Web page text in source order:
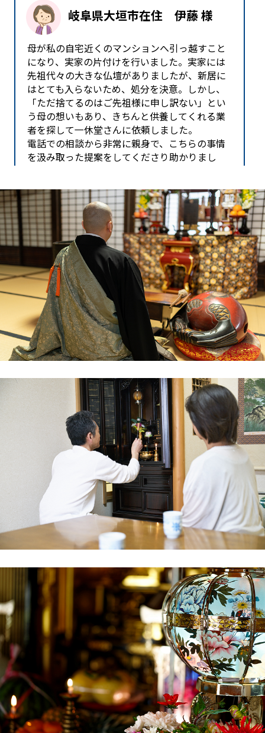
岐阜県大垣市在住 伊藤 様
母が私の自宅近くのマンションへ引っ越すこと
になり、実家の片付けを行いました。実家には
先祖代々の大きな仏壇がありましたが、新居に
はとても入らないため、処分を決意。しかし、
「ただ捨てるのはご先祖様に申し訳ない」とい
う母の想いもあり、きちんと供養してくれる業
者を探して一休堂さんに依頼しました。
電話での相談から非常に親身で、こちらの事情
を汲み取った提案をしてくださり助かりまし
経を行ってくださいました。その丁寧な姿を見
て、母も「これなら安心だね」と安堵の表情を
浮かべていました。
作業は迅速かつ丁寧で、料金も明朗。事務的な
処分ではなく、心のこもった「供養」として送
り出せたことに感謝しています。大垣市周辺
で、安心して仏壇を任せられる業者をお探しの
方には、一休堂さんが一番だと思います。
岐阜県多治見市在住 高橋 様
自宅のリフォームを機に、和室にあった古い仏
壇を処分し、リビングに合う小さな仏壇に買い
替えることにしました。長年手を合わせてきた
仏壇ですので、最後は感謝の気持ちを込めて送
り出したいと思い、供養証明書の発行がある一
休堂さんに相談しました。ホームページのお客
様の声を見て、信頼できそうだと感じたのも理
由の一つです。
事前相談では、古い位牌や仏具の引き取りにつ
いても分かりやすく説明していただきました。
当日は、スタッフの方が仏壇に対して深く敬意
を払い、丁寧な読経の後に搬出作業を開始。リ
フォーム前の家でしたが、柱や床を傷つけない
を感じました。
後日、供養証明書が届き、無事に供養が終わっ
たことを実感してホッとしました。多治見市で
仏壇の供養・処分を検討されている方は、一度
相談してみると良いと思います。承知いたしま
した。 長野県（長野市、松本市、上田市）を想
定したお客様の声を作成いたします。 長野県は
仏教への信仰心が篤い地域柄であり、また物理
的に大きな仏壇をお持ちの家庭も多いため、そ
うした「伝統」と「現代の住宅事情」のギャッ
プを丁寧に解決した、という文脈で構成してい
ます。